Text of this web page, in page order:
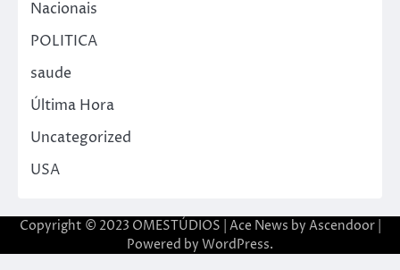
Nacionais
POLITICA
saude
Última Hora
Uncategorized
USA
Copyright © 2023 OMESTÚDIOS | Ace News by Ascendoor|
Powered by WordPress.